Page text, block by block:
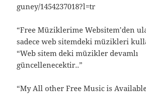
guney/1454237018?l=tr
“Free Müziklerime Websitem’den
sadece web sitemdeki müzikleri
“Web sitem deki müzikler devamlı
güncellenecektir..”
“My All other Free Music is